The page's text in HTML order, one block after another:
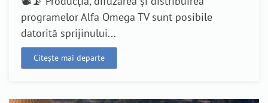
programelor Alfa Omega TV sunt posibile
datorită sprijinului...
Citește mai departe